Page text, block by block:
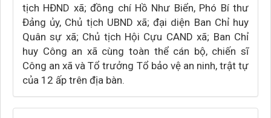
tịch HĐND xã; đồng chí Hồ Như Biển, Phó Bí thư
Đảng ủy, Chủ tịch UBND xã; đại diện Ban Chỉ huy
Quân sự xã; Chủ tịch Hội Cựu CAND xã; Ban Chỉ
huy Công an xã cùng toàn thể cán bộ, chiến sĩ
Công an xã và Tổ trưởng Tổ bảo vệ an ninh, trật tự
của 12 ấp trên địa bàn.